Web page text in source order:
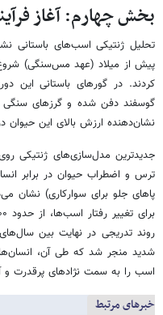
بخش چهارم: آغاز
پیش از میلاد (عهد مس‌سنگی)
کردند. در گورهای باستانی این
گوسفند دفن شده و گرزهای
نشان‌دهنده ارزش بالای این
جدیدترین مدل‌سازی‌های ژنتیکی
ترس و اضطراب حیوان در برابر
پاهای جلو برای سوارکاری) نشان
شدید منجر شد که طی آن،
اسب را به سمت نژادهای پرقدرت و
خبرهای مرتبط